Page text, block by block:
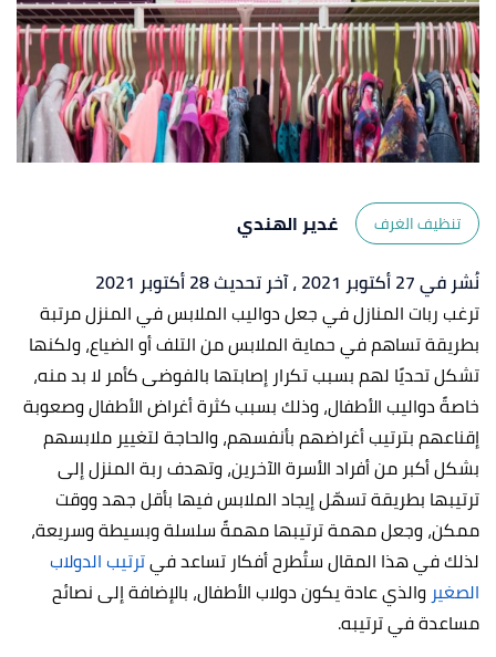
تنظيف الغرف
غدير الهندي
نُشر في 27 أكتوبر 2021
، آخر تحديث 28 أكتوبر 2021
ترغب ربات المنازل في جعل دواليب الملابس في المنزل مرتبة
بطريقة تساهم في حماية الملابس من التلف أو الضياع، ولكنها
تشكل تحديًا لهم بسبب تكرار إصابتها بالفوضى كأمر لا بد منه،
خاصةً دواليب الأطفال، وذلك بسبب كثرة أغراض الأطفال وصعوبة
إقناعهم بترتيب أغراضهم بأنفسهم، والحاجة لتغيير ملابسهم
بشكل أكبر من أفراد الأسرة الآخرين، وتهدف ربة المنزل إلى
ترتيبها بطريقة تسهّل إيجاد الملابس فيها بأقل جهد ووقت
ممكن، وجعل مهمة ترتيبها مهمةً سلسلة وبسيطة وسريعة،
لذلك في هذا المقال ستُطرح أفكار تساعد فيترتيب الدولاب
الصغير والذي عادة يكون دولاب الأطفال، بالإضافة إلى نصائح
مساعدة في ترتيبه.